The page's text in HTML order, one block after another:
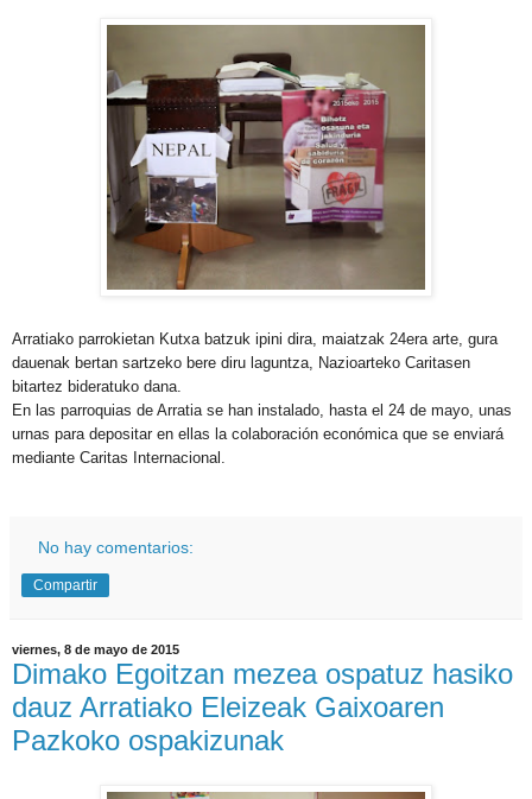
Arratiako parrokietan Kutxa batzuk ipini dira, maiatzak 24era arte, gura
dauenak bertan sartzeko bere diru laguntza, Nazioarteko Caritasen
bitartez bideratuko dana.
En las parroquias de Arratia se han instalado, hasta el 24 de mayo, unas
urnas para depositar en ellas la colaboración económica que se enviará
mediante Caritas Internacional.
No hay comentarios:
Compartir
viernes, 8 de mayo de 2015
Dimako Egoitzan mezea ospatuz hasiko
dauz Arratiako Eleizeak Gaixoaren
Pazkoko ospakizunak